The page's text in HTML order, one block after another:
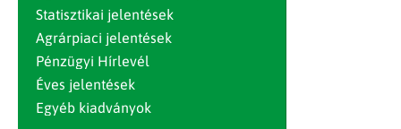
Statisztikai jelentések
Agrárpiaci jelentések
Pénzügyi Hírlevél
Éves jelentések
Egyéb kiadványok